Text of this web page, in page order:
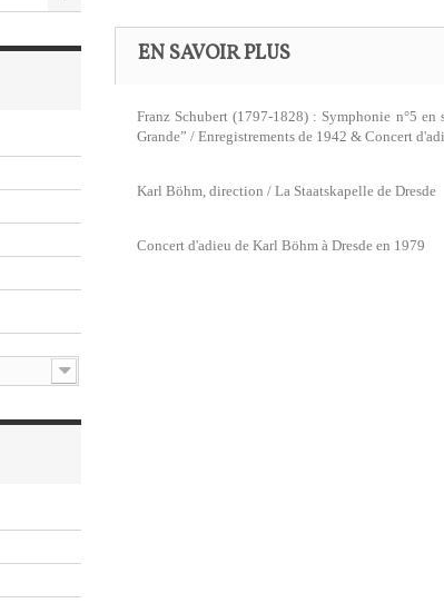
EN SAVOIR PLUS
Franz Schubert (1797-1828) : Symphonie n°5
Grande” / Enregistrements de 1942 & Concert
Karl Böhm, direction / La Staatskapelle de Dresde
Concert d'adieu de Karl Böhm à Dresde en 1979